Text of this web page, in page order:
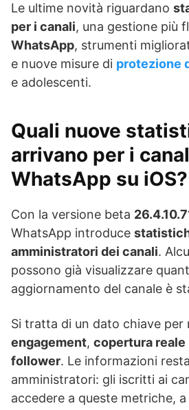
Le ultime novità riguardano
per i canali, una gestione più
WhatsApp, strumenti
e nuove misure di protezione
e adolescenti.
Quali nuove
arrivano per i
WhatsApp su iOS?
Con la versione beta
WhatsApp introduce
amministratori dei canali.
possono già visualizzare
aggiornamento del canale è
Si tratta di un dato chiave per
engagement, copertura reale
follower. Le informazioni
amministratori: gli iscritti ai
accedere a queste metriche,